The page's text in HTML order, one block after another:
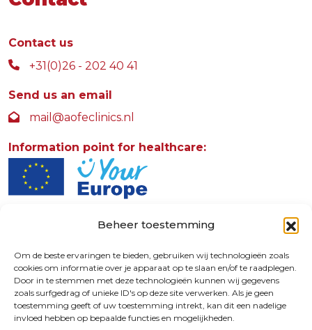
Beheer toestemming
Om de beste ervaringen te bieden, gebruiken wij technologieën zoals
cookies om informatie over je apparaat op te slaan en/of te raadplegen.
Door in te stemmen met deze technologieën kunnen wij gegevens
zoals surfgedrag of unieke ID's op deze site verwerken. Als je geen
toestemming geeft of uw toestemming intrekt, kan dit een nadelige
invloed hebben op bepaalde functies en mogelijkheden.
Contact us
+31(0)26 - 202 40 41
Send us an email
mail@aofeclinics.nl
Information point for healthcare:
Rosendaalselaan 30
6891 DG
Rozendaal - The Netherlands